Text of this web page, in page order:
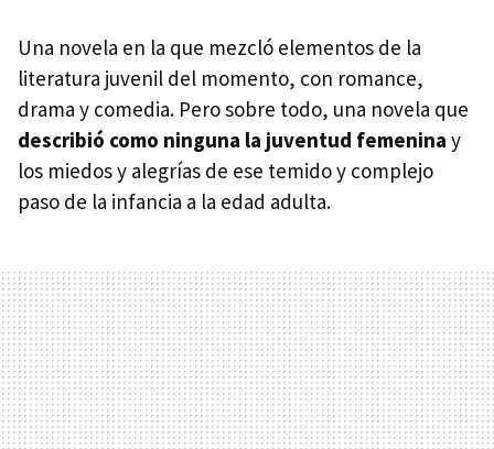
Una novela en la que mezcló elementos de la
literatura juvenil del momento, con romance,
drama y comedia. Pero sobre todo, una novela que
describió como ninguna la juventud femenina y
los miedos y alegrías de ese temido y complejo
paso de la infancia a la edad adulta.